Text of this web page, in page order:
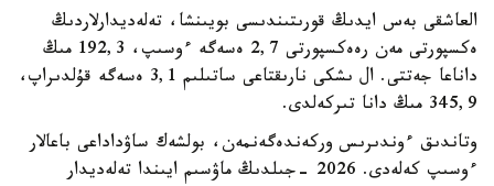
العاشقى بەس ايدىڭ قورىتىندىسى بويىنشا، تەلەديدارلاردىڭ
ەكسپورتى مەن رەەكسپورتى 2,7 ەسەگە ءوسىپ، 192,3 مىڭ
داناعا جەتتى. ال ىشكى نارىقتاعى ساتىلىم 3,1 ەسەگە قۇلدىراپ،
345,9 مىڭ دانا تىركەلدى.
وتاندىق ءوندىرىس وركەندەگەنمەن، بولشەك ساۋداداعى باعالار
ءوسىپ كەلەدى. 2026 -جىلدىڭ ماۋسىم ايىندا تەلەديدار